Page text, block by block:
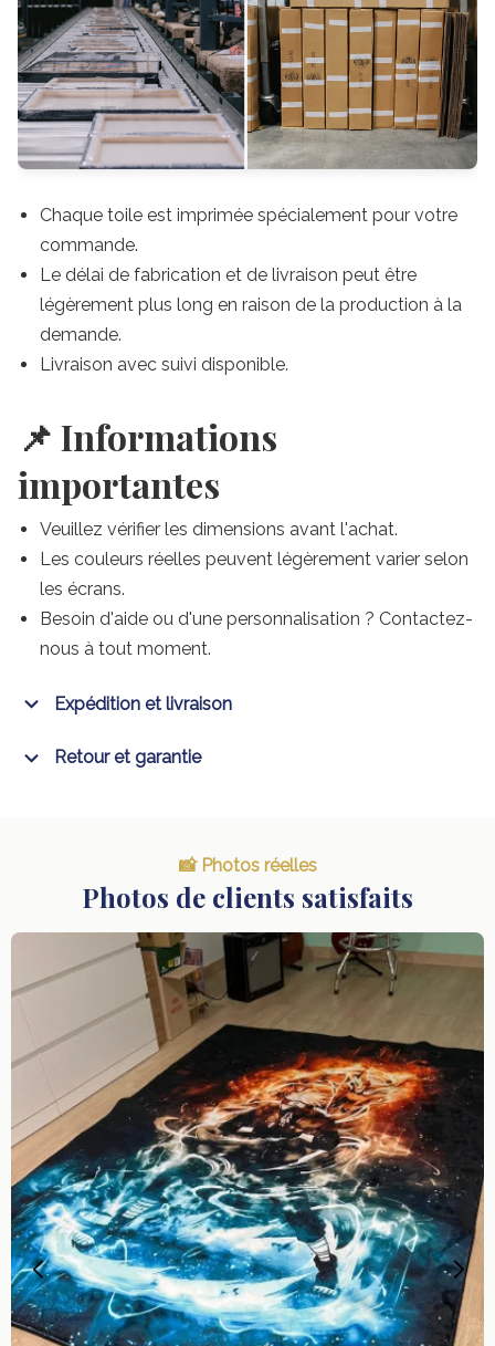
Chaque toile est imprimée spécialement pour votre
commande.
Le délai de fabrication et de livraison peut être
légèrement plus long en raison de la production à la
demande.
Livraison avec suivi disponible.
📌 Informations
importantes
Veuillez vérifier les dimensions avant l'achat.
Les couleurs réelles peuvent légèrement varier selon
les écrans.
Besoin d'aide ou d'une personnalisation ? Contactez-
nous à tout moment.
Expédition et livraison
Retour et garantie
📸 Photos réelles
Photos de clients satisfaits